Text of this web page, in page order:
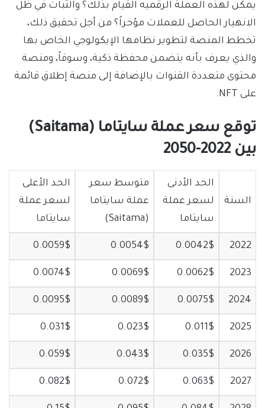
يمكن لهذه العملة الرقميه القيام بذلك؟ والثبات في ظل
الانهيار الحاصل للعملات مؤخراً؟ من أجل تحقيق ذلك،
تخطط المنصة لتطوير نظامها الإيكولوجي الخاص بها
والذي يعرف بأنه يتضمن محفظة ذكية، وسوقاً، ومنصة
محتوى متعددة القنوات بالإضافة إلى منصة إطلاق قائمة
على NFT.
توقع سعر عملة سايتاما (Saitama)
بين 2022-2050
السنة
الحد الأدنى
لسعر عملة
سايتاما
متوسط سعر
عملة سايتاما
(Saitama)
الحد الأعلى
لسعر عملة
سايتاما
2022
0.0042$
0.0054$
0.0059$
2023
0.0062$
0.0069$
0.0074$
2024
0.0075$
0.0089$
0.0095$
2025
0.011$
0.023$
0.031$
2026
0.035$
0.043$
0.059$
2027
0.063$
0.072$
0.082$